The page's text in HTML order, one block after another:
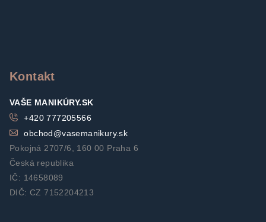
Kontakt
VAŠE MANIKÚRY.SK
+420 777205566
obchod@vasemanikury.sk
Pokojná 2707/6, 160 00 Praha 6
Česká republika
IČ: 14658089
DIČ: CZ 7152204213